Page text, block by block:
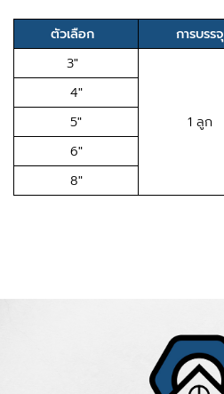
ตัวเลือก การบรรจุ
3″
1 ลูก
4″
5″
6″
8″